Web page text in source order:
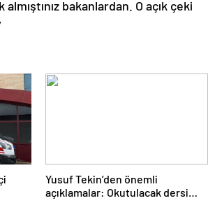
bakanlardan. O açık çeki
Yusuf Tekin’den önemli
açıklamalar: Okutulacak dersi